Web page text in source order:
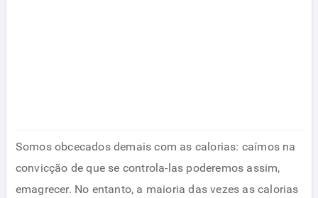
Somos obcecados demais com as calorias: caímos na
convicção de que se controla-las poderemos assim,
emagrecer. No entanto, a maioria das vezes as calorias